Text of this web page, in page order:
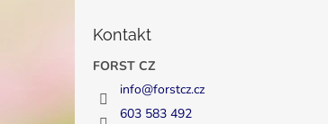
Kontakt
FORST CZ
info@forstcz.cz
603 583 492